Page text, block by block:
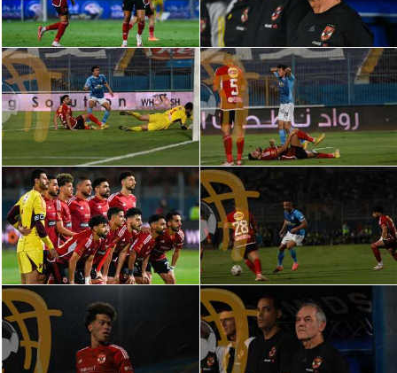
دوري أبطال أوروبا
دوري أبطال إفريقيا
كل البطولات
أقسام
الكرة المصرية
الدوري المصري
الكرة الأوروبية
الكرة الإفريقية
منتخب مصر
سعودي في الجول